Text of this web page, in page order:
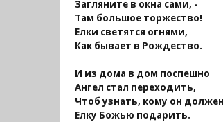
Загляните в окна сами, -
Там большое торжество!
Елки светятся огнями,
Как бывает в Рождество.
И из дома в дом поспешно
Ангел стал переходить,
Чтоб узнать, кому он должен
Елку Божью подарить.